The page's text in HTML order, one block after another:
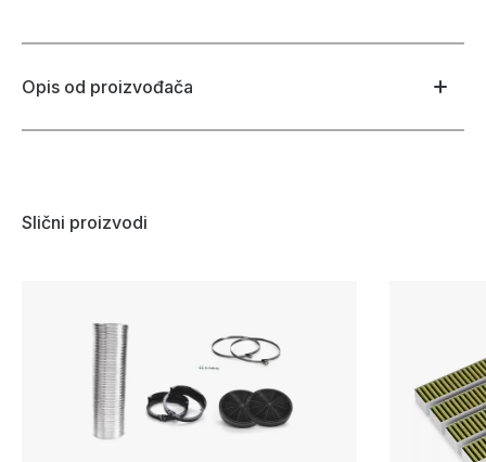
Opis od proizvođača
Slični proizvodi